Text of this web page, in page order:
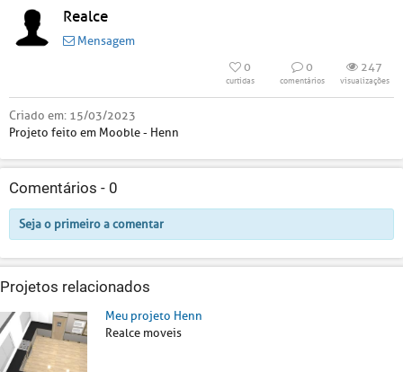
Realce
Mensagem
0
curtidas
0
comentários
247
visualizações
Criado em: 15/03/2023
Projeto feito em Mooble - Henn
Comentários - 0
Seja o primeiro a comentar
Projetos relacionados
Meu projeto Henn
Realce moveis